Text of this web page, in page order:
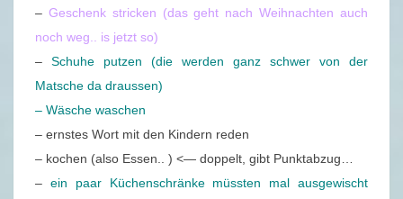
– Geschenk stricken (das geht nach Weihnachten auch
noch weg.. is jetzt so)
– Schuhe putzen (die werden ganz schwer von der
Matsche da draussen)
– Wäsche waschen
– ernstes Wort mit den Kindern reden
– kochen (also Essen.. ) <— doppelt, gibt Punktabzug…
– ein paar Küchenschränke müssten mal ausgewischt